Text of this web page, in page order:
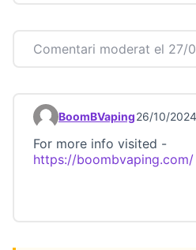
Comentari moderat el 27/
Comentari 23432
BoomBVaping26/10/
For more info visited -
https://boombvaping.com/